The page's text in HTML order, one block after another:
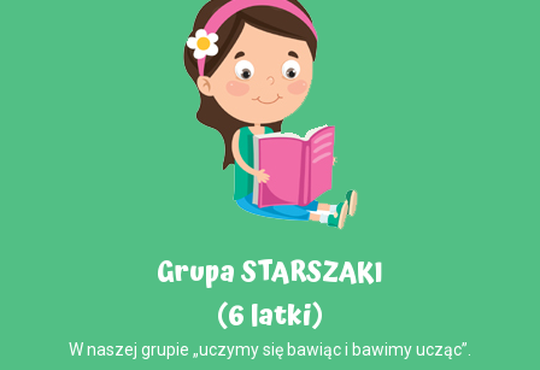
Grupa STARSZAKI
(6 latki)
W naszej grupie „uczymy się bawiąc i bawimy ucząc”.